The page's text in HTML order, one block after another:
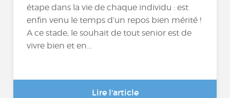
étape dans la vie de chaque individu : est
enfin venu le temps d’un repos bien mérité !
A ce stade, le souhait de tout senior est de
vivre bien et en...
Lire l'article